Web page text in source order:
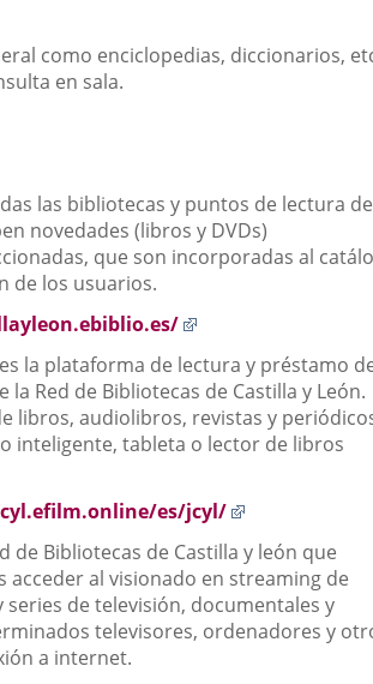
como enciclopedias, diccionarios,
en sala.
las bibliotecas y puntos de lectura
novedades (libros y DVDs)
que son incorporadas al
de los usuarios.
una
aplicación
externa.
la plataforma de lectura y préstamo
Red de Bibliotecas de Castilla y León.
libros, audiolibros, revistas y
inteligente, tableta o lector de libros
es/jcyl/
una
aplicación
externa.
de Bibliotecas de Castilla y león que
acceder al visionado en streaming de
de televisión, documentales y
televisores, ordenadores y
a internet.